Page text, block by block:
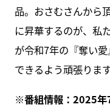
品。おさむさんから
に昇華するのが、私
が令和7年の『奪い
できるよう頑張りま
※番組情報：2025年